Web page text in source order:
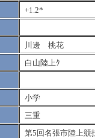
+1.2*
川邊 桃花
白山陸上ｸ
小学
三重
第5回名張市陸上競